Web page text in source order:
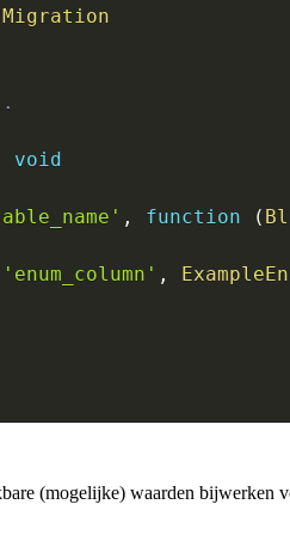
Migration
void
, function (
'enum_column' ,
(mogelijke) waarden bijwerken